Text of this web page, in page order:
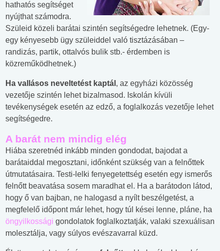
hathatós segítséget
nyújthat számodra.
Szüleid közeli barátai szintén segítségedre lehetnek. (Egy-
egy kényesebb ügy szüleiddel való tisztázásában –
randizás, partik, ottalvós bulik stb.- érdemben is
közreműködhetnek.)
Ha vallásos neveltetést kaptál , az egyházi közösség
vezetője szintén lehet bizalmasod. Iskolán kívüli
tevékenységek esetén az edző, a foglalkozás vezetője lehet
segítségedre.
A barát nem mindig elég
Hiába szeretnéd inkább minden gondodat, bajodat a
barátaiddal megosztani, időnként szükség van a felnőttek
útmutatásaira. Testi-lelki fenyegetettség esetén egy ismerős
felnőtt beavatása sosem maradhat el. Ha a barátodon látod,
hogy ő van bajban, ne halogasd a nyílt beszélgetést, a
megfelelő időpont már lehet, hogy túl kései lenne, pláne, ha
öngyilkossági gondolatok foglalkoztatják, valaki szexuálisan
molesztálja, vagy súlyos evészavarral küzd.